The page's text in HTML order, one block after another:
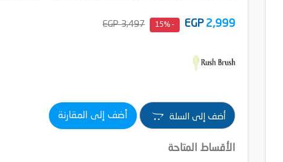
2,999
EGP
- 15%
3,497 EGP
أضف إلى السلة أضف إلى المقارنة
الأقساط المتاحة